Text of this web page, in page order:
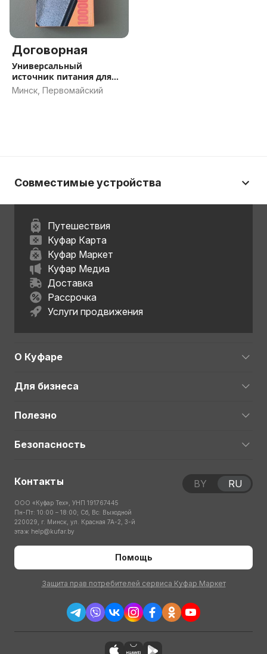
Договорная
Универсальный
источник питания для
мобильных
Минск, Первомайский
Совместимые устройства
Путешествия
Куфар Карта
Куфар Маркет
Куфар Медиа
Доставка
Рассрочка
Услуги продвижения
О Куфаре
Для бизнеса
Полезно
Безопасность
Контакты
ООО «Куфар Тех», УНП 191767445
Пн-Пт: 10:00 – 18:00; Сб, Вс: Выходной
220029, г. Минск, ул. Красная 7А-2, 3-й
этаж help@kufar.by
Помощь
Защита прав потребителей сервиса Куфар Маркет
BY RU